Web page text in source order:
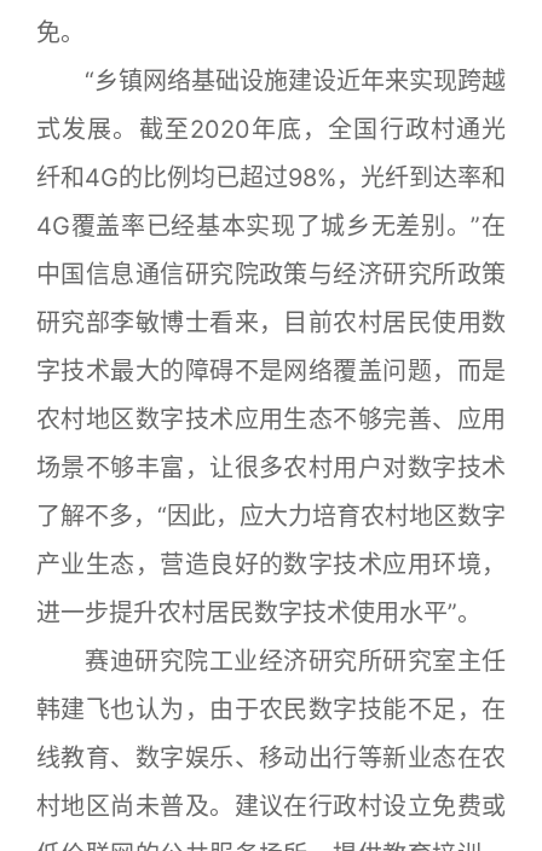
免。
“乡镇网络基础设施建设近年来实现跨越
式发展。截至2020年底，全国行政村通光
纤和4G的比例均已超过98%，光纤到达率和
4G覆盖率已经基本实现了城乡无差别。”在
中国信息通信研究院政策与经济研究所政策
研究部李敏博士看来，目前农村居民使用数
字技术最大的障碍不是网络覆盖问题，而是
农村地区数字技术应用生态不够完善、应用
场景不够丰富，让很多农村用户对数字技术
了解不多，“因此，应大力培育农村地区数字
产业生态，营造良好的数字技术应用环境，
进一步提升农村居民数字技术使用水平”。
赛迪研究院工业经济研究所研究室主任
韩建飞也认为，由于农民数字技能不足，在
线教育、数字娱乐、移动出行等新业态在农
村地区尚未普及。建议在行政村设立免费或